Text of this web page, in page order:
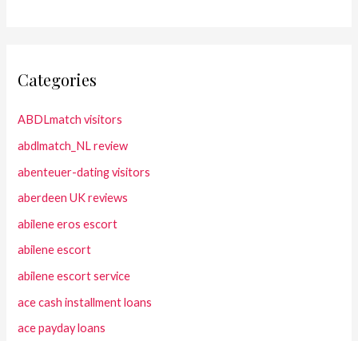
Categories
ABDLmatch visitors
abdlmatch_NL review
abenteuer-dating visitors
aberdeen UK reviews
abilene eros escort
abilene escort
abilene escort service
ace cash installment loans
ace payday loans